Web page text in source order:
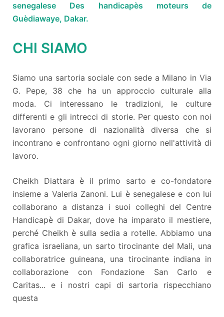
senegalese Des handicapès moteurs de
Guèdiawaye, Dakar.
CHI SIAMO
Siamo una sartoria sociale con sede a Milano in Via
G. Pepe, 38 che ha un approccio culturale alla
moda. Ci interessano le tradizioni, le culture
differenti e gli intrecci di storie. Per questo con noi
lavorano persone di nazionalità diversa che si
incontrano e confrontano ogni giorno nell'attività di
lavoro.
Cheikh Diattara è il primo sarto e co-fondatore
insieme a Valeria Zanoni. Lui è senegalese e con lui
collaborano a distanza i suoi colleghi del Centre
Handicapè di Dakar, dove ha imparato il mestiere,
perché Cheikh è sulla sedia a rotelle. Abbiamo una
grafica israeliana, un sarto tirocinante del Mali, una
collaboratrice guineana, una tirocinante indiana in
collaborazione con Fondazione San Carlo e
Caritas... e i nostri capi di sartoria rispecchiano
questa